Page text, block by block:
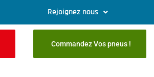
Rejoignez nous
Commandez Vos pneus !